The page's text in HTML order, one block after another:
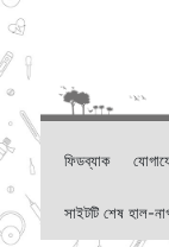
ফিডব্যাক
সাইটটি শেষ হাল-